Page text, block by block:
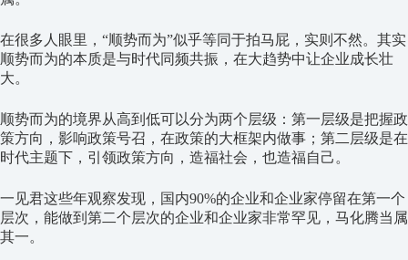
在很多人眼里，“顺势而为”似乎等同于拍马屁，实则不然。其实
顺势而为的本质是与时代同频共振，在大趋势中让企业成长壮
大。
顺势而为的境界从高到低可以分为两个层级：第一层级是把握政
策方向，影响政策号召，在政策的大框架内做事；第二层级是在
时代主题下，引领政策方向，造福社会，也造福自己。
一见君这些年观察发现，国内90%的企业和企业家停留在第一个
层次，能做到第二个层次的企业和企业家非常罕见，马化腾当属
其一。